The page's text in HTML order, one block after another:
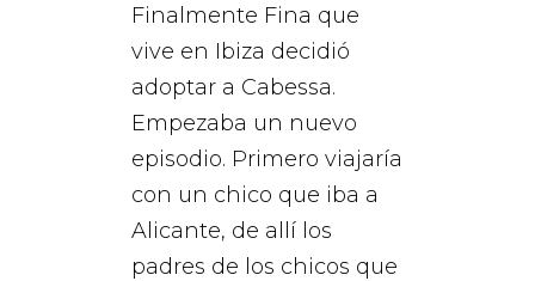
Finalmente Fina que
vive en Ibiza decidió
adoptar a Cabessa.
Empezaba un nuevo
episodio. Primero viajaría
con un chico que iba a
Alicante, de allí los
padres de los chicos que